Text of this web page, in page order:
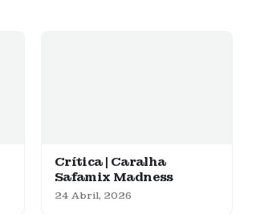
Crítica | Caralha
Safamix Madness
24 Abril, 2026